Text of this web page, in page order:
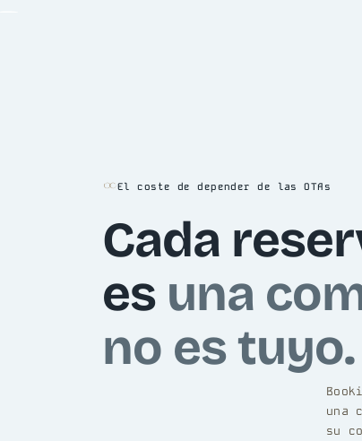
El coste de depender de las OTAs
Cada
es una
no es tuyo.
una
su